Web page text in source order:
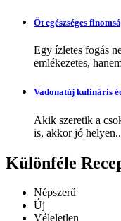
Öt egészséges
Egy ízletes fogás
emlékezetes,
Vadonatúj kulináris
Akik szeretik a
is, akkor jó
Különféle
Népszerű
Új
Véleletlen